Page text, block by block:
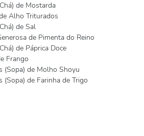
de Mostarda
Alho Triturados
de Sal
de Pimenta do Reino
de Páprica Doce
Frango
(Sopa) de Molho Shoyu
(Sopa) de Farinha de Trigo